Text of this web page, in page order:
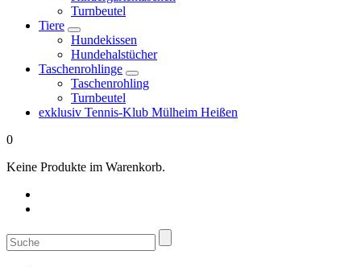
Turnbeutel
Tiere
Hundekissen
Hundehalstücher
Taschenrohlinge
Taschenrohling
Turnbeutel
exklusiv Tennis-Klub Mülheim Heißen
0
Keine Produkte im Warenkorb.
Suche
nach: